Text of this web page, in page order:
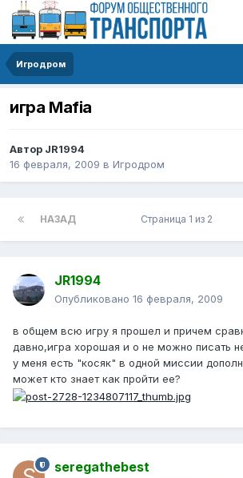
Игродром
игра Mafia
Автор JR1994
16 февраля, 2009 в Игродром
НАЗАД Страница 1 из 2
JR1994
Опубликовано 16 февраля, 2009
в общем всю игру я прошел и причем
давно,игра хорошая и о не можно писать
у меня есть "косяк" в одной миссии
может кто знает как пройти ее?
seregathebest